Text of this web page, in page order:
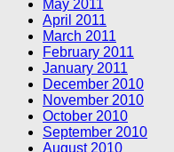
May 2011
April 2011
March 2011
February 2011
January 2011
December 2010
November 2010
October 2010
September 2010
August 2010